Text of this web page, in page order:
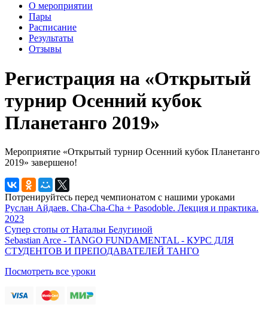
О мероприятии
Пары
Расписание
Результаты
Отзывы
Регистрация на «Открытый
турнир Осенний кубок
Планетанго 2019»
Мероприятие «Открытый турнир Осенний кубок Планетанго
2019» завершено!
Потренируйтесь перед чемпионатом с нашими уроками
Руслан Айдаев. Cha-Cha-Cha + Pasodoble. Лекция и практика.
2023
Супер стопы от Натальи Белугиной
Sebastian Arce - TANGO FUNDAMENTAL - КУРС ДЛЯ
СТУДЕНТОВ И ПРЕПОДАВАТЕЛЕЙ ТАНГО
Посмотреть все уроки